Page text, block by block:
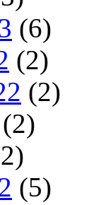
(6)
(2)
(2)
(2)
(5)